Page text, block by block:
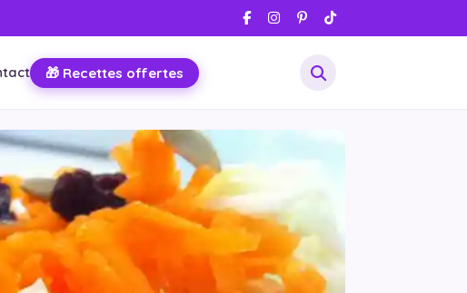
🎁 Recettes offertes